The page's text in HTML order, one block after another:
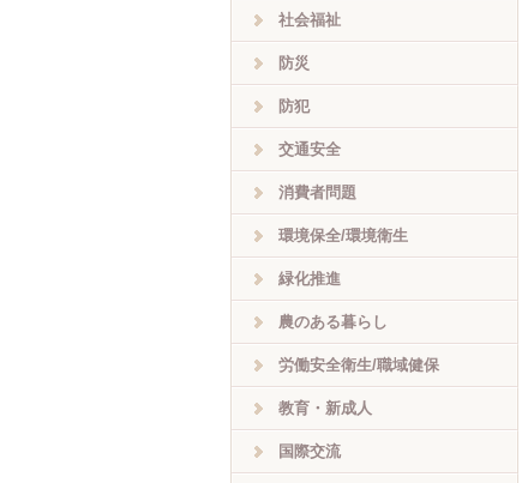
社会福祉
防災
防犯
交通安全
消費者問題
環境保全/環境衛生
緑化推進
農のある暮らし
労働安全衛生/職域健保
教育・新成人
国際交流